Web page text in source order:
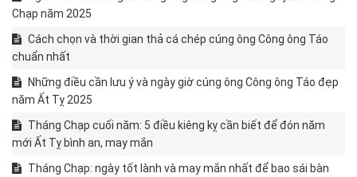
Chạp năm 2025
Cách chọn và thời gian thả cá chép cúng ông Công ông Táo
chuẩn nhất
Những điều cần lưu ý và ngày giờ cúng ông Công ông Táo đẹp
năm Ất Tỵ 2025
Tháng Chạp cuối năm: 5 điều kiêng kỵ cần biết để đón năm
mới Ất Tỵ bình an, may mắn
Tháng Chạp: ngày tốt lành và may mắn nhất để bao sái bàn